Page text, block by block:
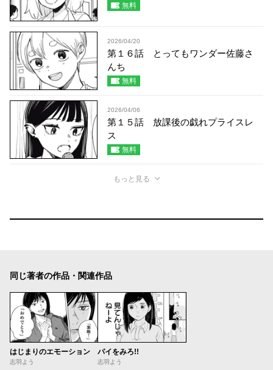
無料
2026/04/20
第１６話 とってもワンダー佐藤さ
んち
無料
2026/04/06
第１５話 放課後の戯れプライスレ
ス
無料
もっと見る
同じ著者の作品・関連作品
はじまりのエモーション
志羽よう
パイをみろ!!
志羽よう